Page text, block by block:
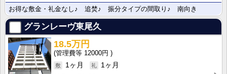
お得な敷金・礼金なし♪ 追焚♪ 振分タイプの間取り♪ 南向き
グランレーヴ東尾久
18.5万円
12000円
1ヶ月
1ヶ月